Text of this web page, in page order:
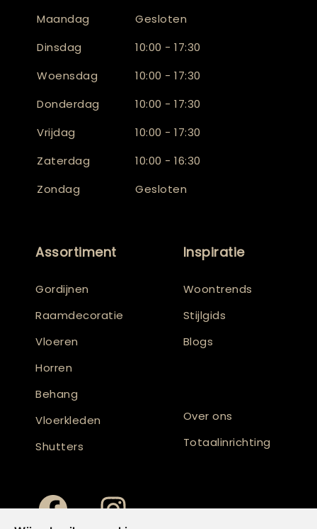
Maandag
Gesloten
Dinsdag
10:00 - 17:30
Woensdag
10:00 - 17:30
Donderdag
10:00 - 17:30
Vrijdag
10:00 - 17:30
Zaterdag
10:00 - 16:30
Zondag
Gesloten
Assortiment
Gordijnen
Raamdecoratie
Vloeren
Horren
Behang
Vloerkleden
Shutters
Inspiratie
Woontrends
Stijlgids
Blogs
Over ons
Totaalinrichting